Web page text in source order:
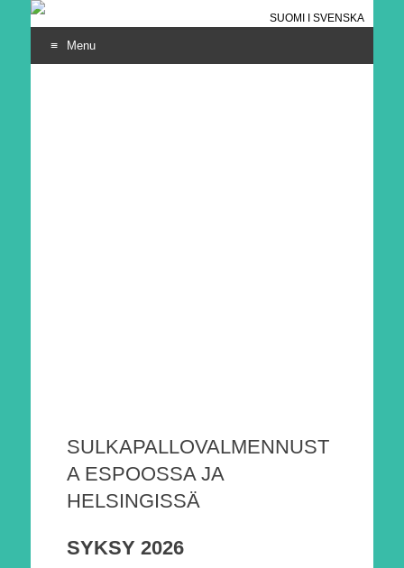
SUOMI ISVENSKA
Menu
SULKAPALLOVALMENNUST
A ESPOOSSA JA
HELSINGISSÄ
SYKSY 2026